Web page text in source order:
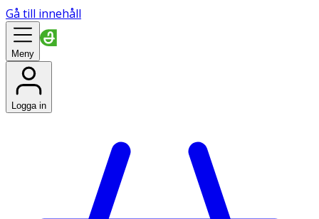
Gå till innehåll
Meny
Logga in